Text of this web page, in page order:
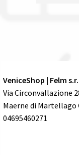
VeniceShop | Felm
Via Circonvallazione
Maerne di Martellago
04695460271